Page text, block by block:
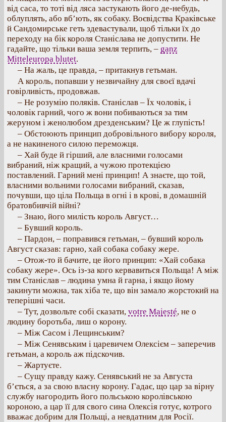
від саса, то тоті від ляса застукають його де-небудь,
облуплять, або вб’ють, як собаку. Воєвідства Краківське
й Сандомирське геть здевастували, щоб тільки їх до
переходу на бік короля Станіслава не допустити. Не
гадайте, що тільки ваша земля терпить, – ganz
Mitteleuropa blutet.
– На жаль, це правда, – притакнув гетьман.
А король, попавши у незвичайну для своєї вдачі
говірливість, продовжав.
– Не розумію поляків. Станіслав – Їх чоловік, і
чоловік гарний, чого ж вони побиваються за тим
жеруном і женолюбом дрезденським? Це ж глупість!
– Обстоюють принцип добровільного вибору короля,
а не накиненого силою переможця.
– Хай буде й гірший, але власними голосами
вибраний, ніж кращий, а чужою протекцією
поставлений. Гарний мені принцип! А знаєте, що той,
власними вольними голосами вибраний, сказав,
почувши, що ціла Польща в огні і в крові, в домашній
братовбивчій війні?
– Знаю, його милість король Август…
– Бувший король.
– Пардон, – поправився гетьман, – бувший король
Август сказав: гарно, хай собака собаку жере.
– Отож-то й бачите, це його принцип: «Хай собака
собаку жере». Ось із-за кого кервавиться Польща! А між
тим Станіслав – людина умна й гарна, і якщо йому
закинути можна, так хіба те, що він замало жорстокий на
теперішні часи.
– Тут, дозвольте собі сказати, votre Majesté, не о
людину боротьба, лиш о корону.
– Між Сасом і Лещинським?
– Між Сенявським і царевичем Олексієм – заперечив
гетьман, а король аж підскочив.
– Жартуєте.
– Сущу правду кажу. Сенявський не за Августа
б’ється, а за свою власну корону. Гадає, що цар за вірну
службу нагородить його польською королівською
короною, а цар її для свого сина Олексія готує, котрого
вважає добрим для Польщі, а невдатним для Росії.